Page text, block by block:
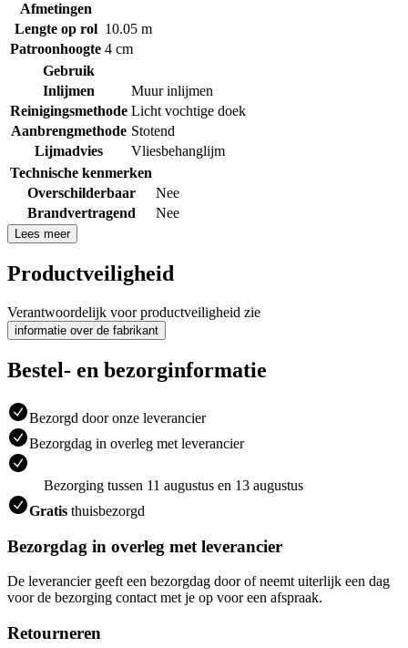
Afmetingen
Lengte op rol 10.05 m
Patroonhoogte 4 cm
Gebruik
Inlijmen
Muur inlijmen
Reinigingsmethode Licht vochtige doek
Aanbrengmethode Stotend
Lijmadvies
Vliesbehanglijm
Technische kenmerken
Overschilderbaar
Nee
Brandvertragend
Nee
Lees meer
Productveiligheid
Verantwoordelijk voor productveiligheid zie
informatie over de fabrikant
Bestel- en bezorginformatie
Bezorgd door onze leverancier
Bezorgdag in overleg met leverancier
Bezorging tussen 11 augustus en 13 augustus
Gratis thuisbezorgd
Bezorgdag in overleg met leverancier
De leverancier geeft een bezorgdag door of neemt uiterlijk een dag
voor de bezorging contact met je op voor een afspraak.
Retourneren